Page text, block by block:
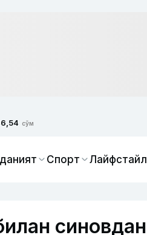
сўм
Спорт Лайфстайл
синовдан